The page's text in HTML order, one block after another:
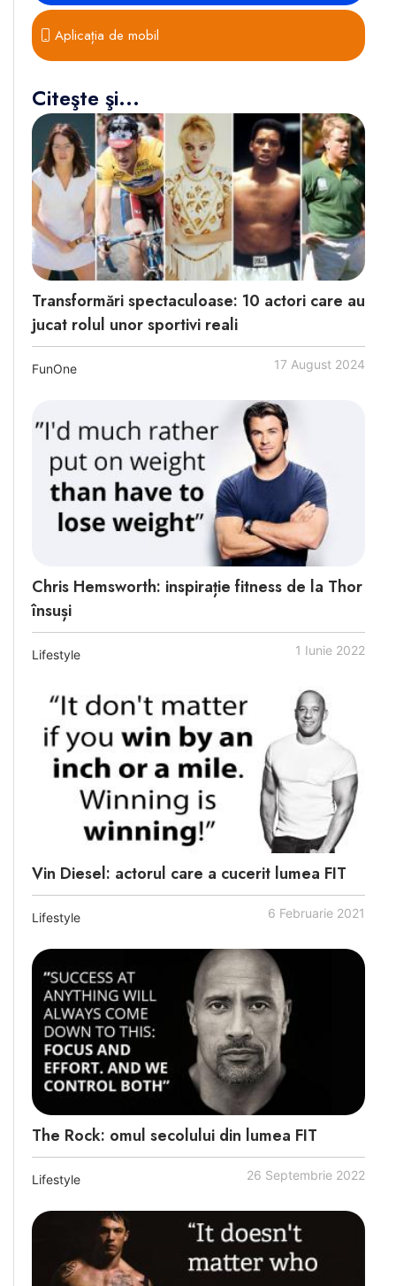
Aplicația de mobil
Citeşte şi...
Transformări spectaculoase: 10 actori care au
jucat rolul unor sportivi reali
FunOne 17 August 2024
Chris Hemsworth: inspirație fitness de la Thor
însuși
Lifestyle 1 Iunie 2022
Vin Diesel: actorul care a cucerit lumea FIT
Lifestyle 6 Februarie 2021
The Rock: omul secolului din lumea FIT
Lifestyle 26 Septembrie 2022